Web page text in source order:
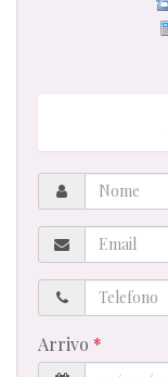
Nome
Email
Telefono
Arrivo